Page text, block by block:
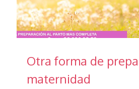
Otra forma de
maternidad